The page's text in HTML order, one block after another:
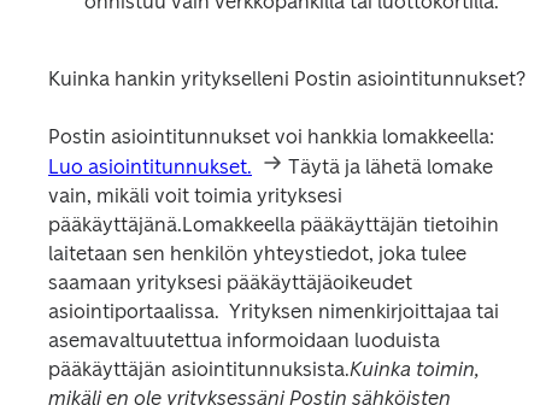
Kuinka hankin yritykselleni Postin asiointitunnukset?
Luo asiointitunnukset.
Täytä ja lähetä lomake
vain, mikäli voit toimia yrityksesi
pääkäyttäjänä.Lomakkeella pääkäyttäjän tietoihin
laitetaan sen henkilön yhteystiedot, joka tulee
saamaan yrityksesi pääkäyttäjäoikeudet
asiointiportaalissa.  Yrityksen nimenkirjoittajaa tai
asemavaltuutettua informoidaan luoduista
pääkäyttäjän asiointitunnuksista.Kuinka toimin,
mikäli en ole yrityksessäni Postin sähköisten